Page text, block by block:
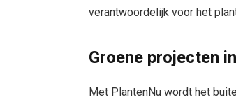
verantwoordelijk voor het
Groene projecten
Met PlantenNu wordt het